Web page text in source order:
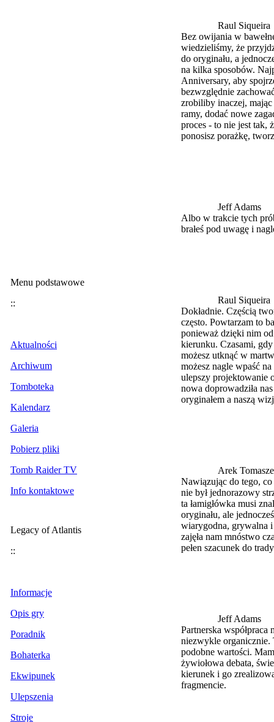
Menu podstawowe
::
Aktualności
Archiwum
Tomboteka
Kalendarz
Galeria
Pobierz pliki
Tomb Raider TV
Info kontaktowe
Legacy of Atlantis
::
Informacje
Opis gry
Poradnik
Bohaterka
Ekwipunek
Ulepszenia
Stroje
Raul Siqueira
Bez owijania w
wiedzieliśmy, że
do oryginału, a
na kilka sposobów.
Anniversary, aby
bezwzględnie
zrobiliby inaczej,
ramy, dodać nowe
proces - to nie jest tak,
ponosisz porażkę,
Jeff Adams
Albo w trakcie tych
brałeś pod uwagę i
Raul Siqueira
Dokładnie. Częścią
często. Powtarzam to
ponieważ dzięki nim
kierunku. Czasami,
możesz utknąć w
możesz nagle wpaść
ulepszy projektowanie
nowa doprowadziła
oryginałem a naszą
Arek
Nawiązując do tego,
nie był jednorazowy
ta łamigłówka musi
oryginału, ale
wiarygodna, grywalna i
zajęła nam mnóstwo
pełen szacunek do
Jeff Adams
Partnerska
niezwykle organicznie.
podobne wartości.
żywiołowa debata,
kierunek i go
fragmencie.